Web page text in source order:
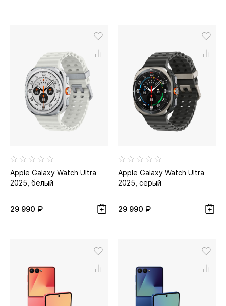
Apple Galaxy Watch Ultra
2025, белый
29 990 ₽
Apple Galaxy Watch Ultra
2025, серый
29 990 ₽